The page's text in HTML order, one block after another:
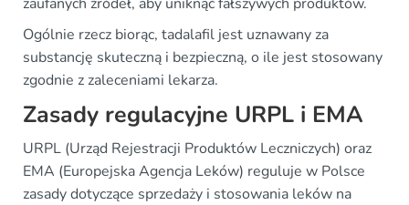
Ogólnie rzecz biorąc, tadalafil jest uznawany za
substancję skuteczną i bezpieczną, o ile jest stosowany
zgodnie z zaleceniami lekarza.
Zasady regulacyjne URPL i EMA
URPL (Urząd Rejestracji Produktów Leczniczych) oraz
EMA (Europejska Agencja Leków) reguluje w Polsce
zasady dotyczące sprzedaży i stosowania leków na